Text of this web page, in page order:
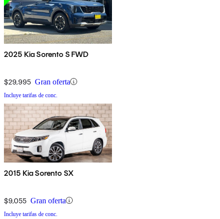
2025 Kia Sorento S FWD
$29,995 Gran oferta
Incluye tarifas de conc.
2015 Kia Sorento SX
$9,055 Gran oferta
Incluye tarifas de conc.